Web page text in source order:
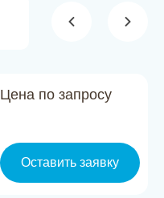
Цена по запросу
Оставить заявку